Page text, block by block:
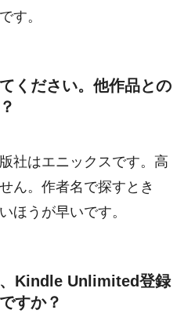
す。
ください。他作品との
社はエニックスです。高
ん。作者名で探すとき
ほうが早いです。
Kindle Unlimited登録
すか？